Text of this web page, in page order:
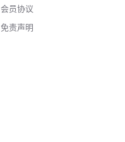
会员协议
免责声明